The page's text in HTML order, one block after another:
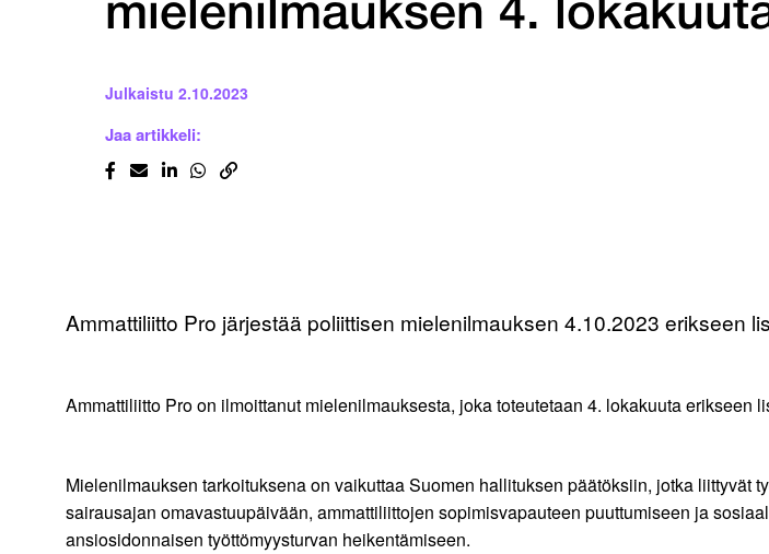
mielenilmauksen 4.
Julkaistu 2.10.2023
Jaa artikkeli:
Ammattiliitto Pro järjestää poliittisen mielenilmauksen 4.10.2023 erikseen
Ammattiliitto Pro on ilmoittanut mielenilmauksesta, joka toteutetaan 4. lokakuuta erikseen
Mielenilmauksen tarkoituksena on vaikuttaa Suomen hallituksen päätöksiin, jotka
sairausajan omavastuupäivään, ammattiliittojen sopimisvapauteen puuttumiseen ja
ansiosidonnaisen työttömyysturvan heikentämiseen.